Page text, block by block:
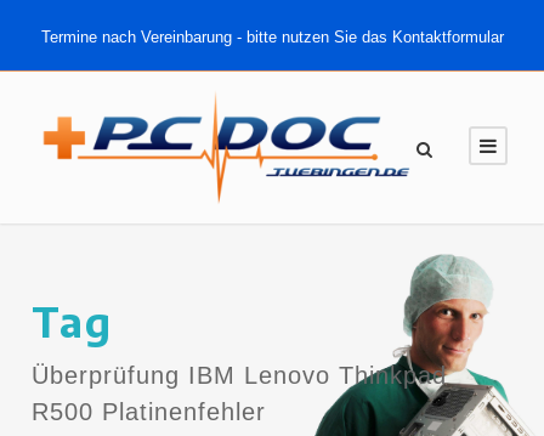
Termine nach Vereinbarung - bitte nutzen Sie das Kontaktformular
Tag
Überprüfung IBM Lenovo Thinkpad
R500 Platinenfehler